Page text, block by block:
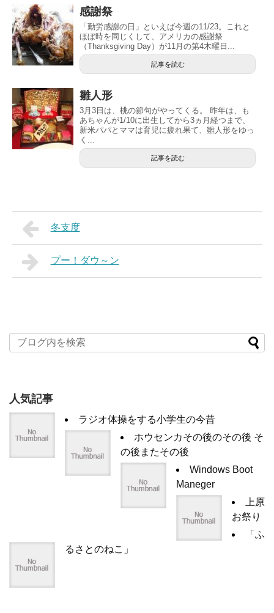
感謝祭
「勤労感謝の日」といえば今週の11/23。これと
ほぼ時を同じくして、アメリカの感謝祭
（Thanksgiving Day）が11月の第4木曜日...
記事を読む
雛人形
3月3日は、桃の節句がやってくる。 昨年は、も
あちゃんが1/10に出生してから3ヵ月経つまで、
新米パパとママは育児に疲れ果て、雛人形をゆっ
く...
記事を読む
冬支度
プー！ダウ～ン
人気記事
ラジオ体操をする小学生の今昔
ホウセンカその後のその後 そ
の後またその後
Windows Boot
Maneger
上原
お祭り
「ふ
るさとのねこ」